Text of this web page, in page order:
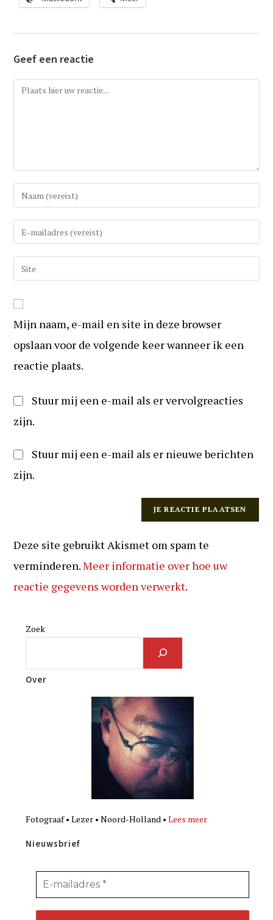
Geef een reactie
Reactie
Vul
uw
(gebruikers)naam
om
Vul
uw
e-
mail
om
te
reageren
Vul
uw
URL
in
(optioneel)
Mijn naam, e-mail en site in deze browser
opslaan voor de volgende keer wanneer ik een
reactie plaats.
Stuur mij een e-mail als er vervolgreacties
zijn.
Stuur mij een e-mail als er nieuwe berichten
zijn.
Deze site gebruikt Akismet om spam te
verminderen.Meer informatie over hoe uw
reactie gegevens worden verwerkt.
Zoek
Over
Fotograaf • Lezer • Noord-Holland •Lees meer
Nieuwsbrief